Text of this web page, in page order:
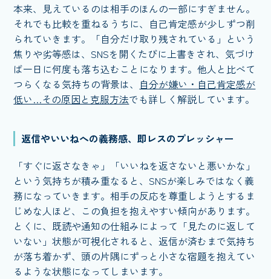
本来、見えているのは相手のほんの一部にすぎません。
それでも比較を重ねるうちに、自己肯定感が少しずつ削
られていきます。「自分だけ取り残されている」という
焦りや劣等感は、SNSを開くたびに上書きされ、気づけ
ば一日に何度も落ち込むことになります。他人と比べて
つらくなる気持ちの背景は、
自分が嫌い・自己肯定感が
低い…その原因と克服方法でも詳しく解説しています。
返信やいいねへの義務感、即レスのプレッシャー
「すぐに返さなきゃ」「いいねを返さないと悪いかな」
という気持ちが積み重なると、SNSが楽しみではなく義
務になっていきます。相手の反応を尊重しようとするま
じめな人ほど、この負担を抱えやすい傾向があります。
とくに、既読や通知の仕組みによって「見たのに返して
いない」状態が可視化されると、返信が済むまで気持ち
が落ち着かず、頭の片隅にずっと小さな宿題を抱えてい
るような状態になってしまいます。